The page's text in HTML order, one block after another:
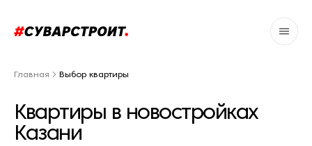
Главная Выбор квартиры
Квартиры в новостройках
Казани